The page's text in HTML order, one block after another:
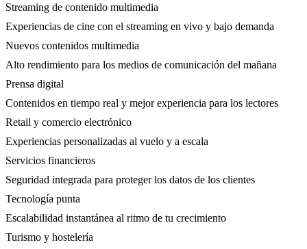
Streaming de contenido multimedia
Experiencias de cine con el streaming en vivo y bajo demanda
Nuevos contenidos multimedia
Alto rendimiento para los medios de comunicación del mañana
Prensa digital
Contenidos en tiempo real y mejor experiencia para los lectores
Retail y comercio electrónico
Experiencias personalizadas al vuelo y a escala
Servicios financieros
Seguridad integrada para proteger los datos de los clientes
Tecnología punta
Escalabilidad instantánea al ritmo de tu crecimiento
Turismo y hostelería